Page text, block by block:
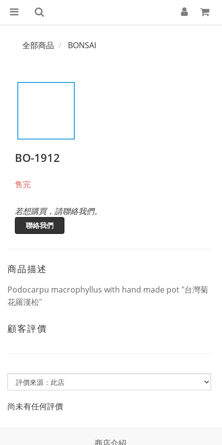
全部商品 BONSAI
BO-1912
售完
若想購買，請聯絡我們。
聯絡我們
商品描述
Podocarpu macrophyllus with hand made pot "台灣菊
花羅漢松"
顧客評價
尚未有任何評價